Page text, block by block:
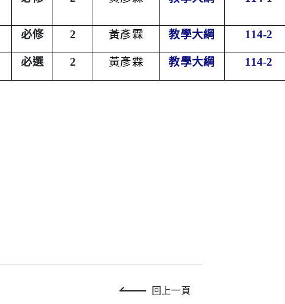
必修 2 黃彥霖 教學大綱 114-2
必選 2 黃彥霖 教學大綱 114-2
回上一頁